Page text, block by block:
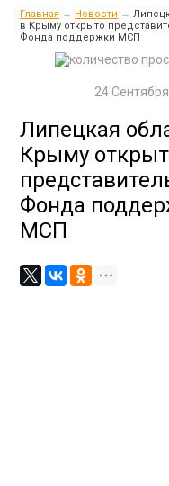
Главная → Новости →
в Крыму открыто
Фонда поддержки МСП
24
Липецкая
Крыму
Фонда
МСП